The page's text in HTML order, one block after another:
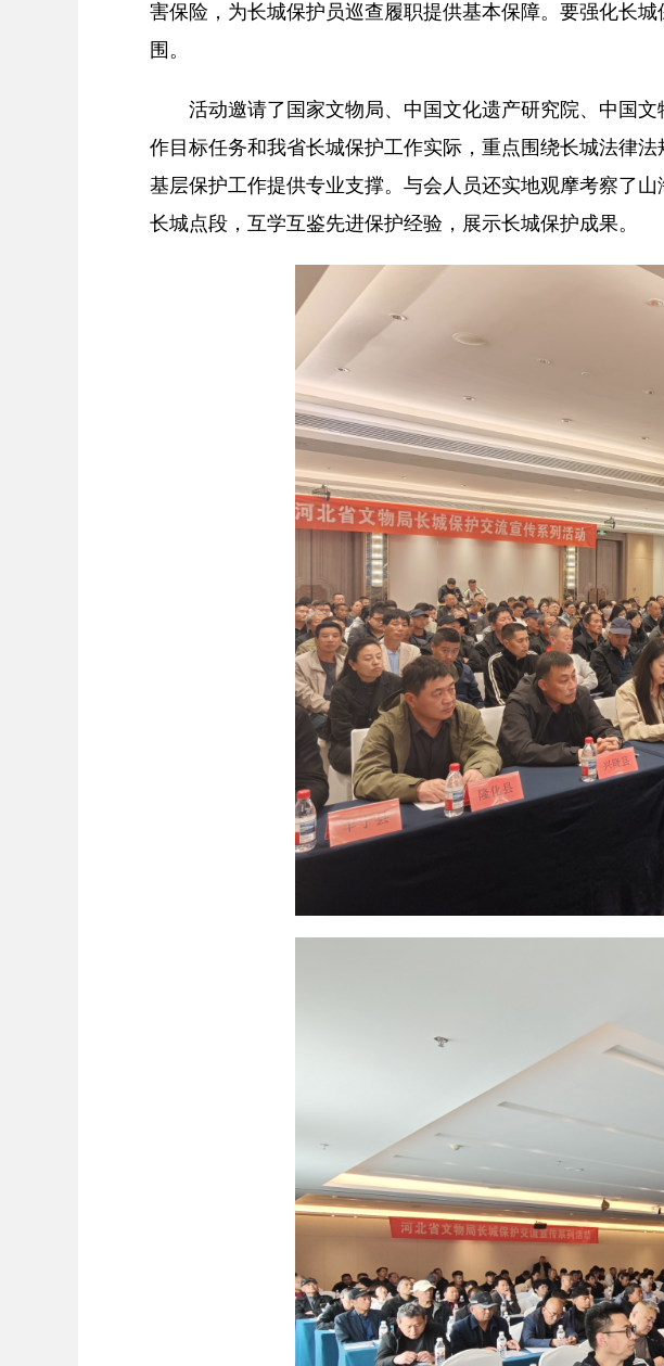
害保险，为长城保护员巡查履职提供基本保障。要强化长
围。
活动邀请了国家文物局、中国文化遗产研究院、中国文
作目标任务和我省长城保护工作实际，重点围绕长城法律
基层保护工作提供专业支撑。与会人员还实地观摩考察了
长城点段，互学互鉴先进保护经验，展示长城保护成果。